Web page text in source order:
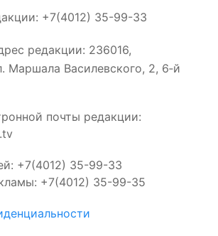
+7(4012) 35-99-33
редакции: 236016,
Маршала Василевского, 2, 6‑й
почты редакции:
+7(4012) 35-99-33
+7(4012) 35-99-35